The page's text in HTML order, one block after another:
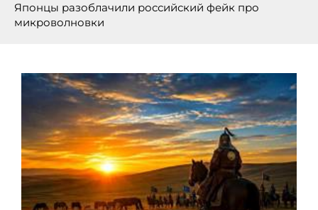
Японцы разоблачили российский фейк про
микроволновки